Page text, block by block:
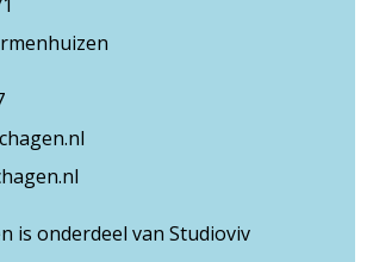
is onderdeel van Studioviv